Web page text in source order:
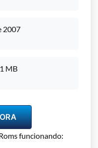
2007
MB
funcionando: